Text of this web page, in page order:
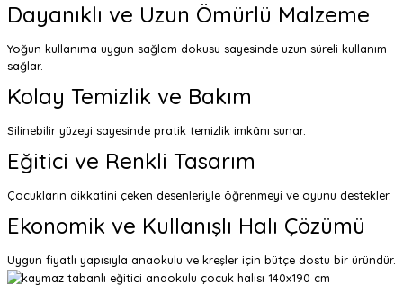
Dayanıklı ve Uzun Ömürlü Malzeme
Yoğun kullanıma uygun sağlam dokusu sayesinde uzun süreli kullanım
sağlar.
Kolay Temizlik ve Bakım
Silinebilir yüzeyi sayesinde pratik temizlik imkânı sunar.
Eğitici ve Renkli Tasarım
Çocukların dikkatini çeken desenleriyle öğrenmeyi ve oyunu destekler.
Ekonomik ve Kullanışlı Halı Çözümü
Uygun fiyatlı yapısıyla anaokulu ve kreşler için bütçe dostu bir üründür.